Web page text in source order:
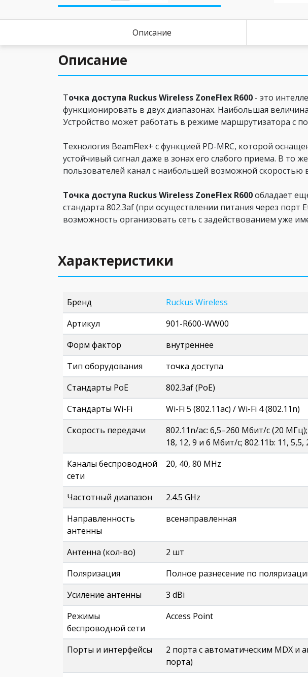
Описание
Описание
Точка доступа Ruckus Wireless ZoneFlex R600 - это
функционировать в двух диапазонах. Наибольшая
Устройство может работать в режиме маршрутизатора с
Технология BeamFlex+ с функцией PD-MRC, которой
устойчивый сигнал даже в зонах его слабого приема. В то
пользователей канал с наибольшей возможной
Точка доступа Ruckus Wireless ZoneFlex R600обладает
стандарта 802.3af (при осуществлении питания через порт
возможность организовать сеть с задействованием уже
Характеристики
Бренд
Ruckus Wireless
Артикул
901-R600-WW00
Форм фактор
внутреннее
Тип оборудования
точка доступа
Стандарты PoE
802.3af (PoE)
Стандарты Wi-Fi
Wi-Fi 5 (802.11ac) / Wi-Fi 4 (802.11n)
Скорость передачи
802.11n/ac: 6,5–260 Мбит/с (20
18, 12, 9 и 6 Мбит/с; 802.11b: 11,
Каналы беспроводной
сети
20, 40, 80 MHz
Частотный диапазон
2.4.5 GHz
Направленность
антенны
всенаправленная
Антенна (кол-во)
2 шт
Поляризация
Полное разнесение по
Усиление антенны
3 dBi
Режимы
беспроводной сети
Access Point
Порты и интерфейсы
2 порта с автоматическим MDX и
порта)